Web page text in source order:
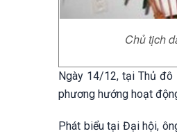
Chủ tịch
Ngày 14/12, tại Thủ
phương hướng hoạt
Phát biểu tại Đại hội,